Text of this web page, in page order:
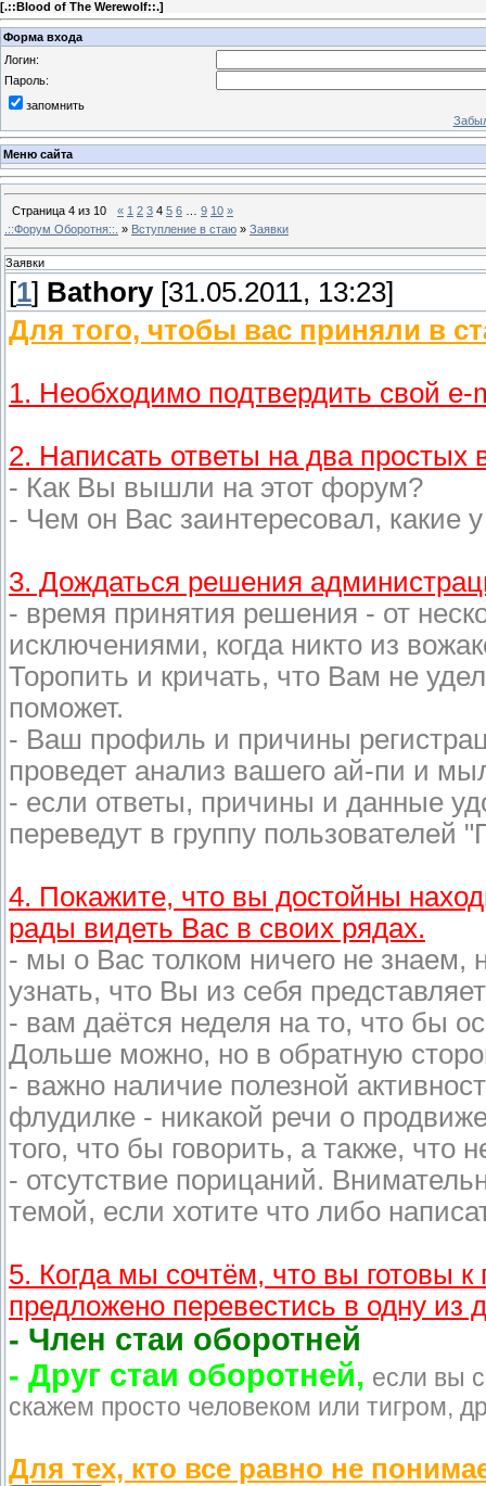
[.::Blood of The Werewolf::.]
Форма входа
Логин:
Пароль:
запомнить
Меню сайта
Страница 4 из 10 « 1 2 3 4 5 6 9 10 »
.::Форум Оборотня::. » Вступление в стаю » Заявки
Заявки
[1] Bathory[31.05.2011, 13:23]
Для того, чтобы вас приняли в
1. Необходимо подтвердить свой e-
2. Написать ответы на два простых
- Как Вы вышли на этот форум?
- Чем он Вас заинтересовал, какие
3. Дождаться решения
- время принятия решения - от
исключениями, когда никто из
Торопить и кричать, что Вам не
поможет.
- Ваш профиль и причины
проведет анализ вашего ай-пи и
- если ответы, причины и данные
переведут в группу пользователей
4. Покажите, что вы достойны
рады видеть Вас в своих рядах.
- мы о Вас толком ничего не знаем,
узнать, что Вы из себя
- вам даётся неделя на то, что бы
Дольше можно, но в обратную
- важно наличие полезной
флудилке - никакой речи о
того, что бы говорить, а также, что
- отсутствие порицаний.
темой, если хотите что либо
5. Когда мы сочтём, что вы готовы
предложено перевестись в одну из
- Член стаи оборотней
- Друг стаи оборотней, если вы
скажем просто человеком или тигром,
Для тех, кто все равно не